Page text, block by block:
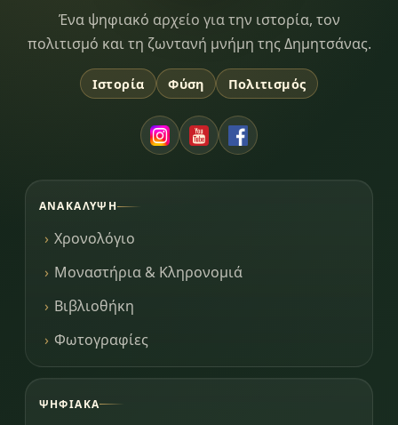
Dimitsana.gr
Ένα ψηφιακό αρχείο για την ιστορία, τον
πολιτισμό και τη ζωντανή μνήμη της Δημητσάνας.
Ιστορία Φύση Πολιτισμός
ΑΝΑΚΆΛΥΨΗ
Χρονολόγιο
Μοναστήρια & Κληρονομιά
Βιβλιοθήκη
Φωτογραφίες
ΨΗΦΙΑΚΆ